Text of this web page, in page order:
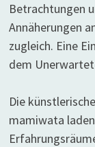
Betrachtungen
Annäherungen
zugleich. Eine
dem
Die
mamiwata